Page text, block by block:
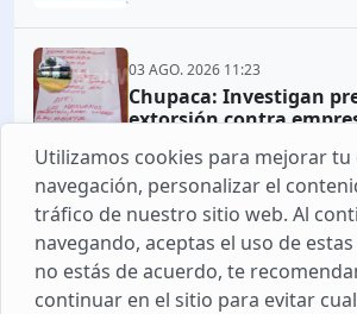
03 AGO. 2026 11:23
Chupaca: Investigan
extorsión contra
26 DIC. 2025 13:23
Capturan a joven con
robo de arma de
Utilizamos cookies para mejorar tu
navegación, personalizar el
tráfico de nuestro sitio web. Al
navegando, aceptas el uso de
no estás de acuerdo, te
continuar en el sitio para evitar